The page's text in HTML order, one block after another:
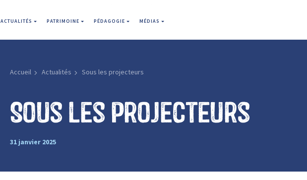
ACTUALITÉS PATRIMOINE PÉDAGOGIE MÉDIAS
Accueil Actualités Sous les projecteurs
Sous les projecteurs
31 janvier 2025